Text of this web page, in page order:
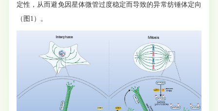
定性，从而避免因星体微管过度稳定而导致的异常纺锤体定向
（图1）。